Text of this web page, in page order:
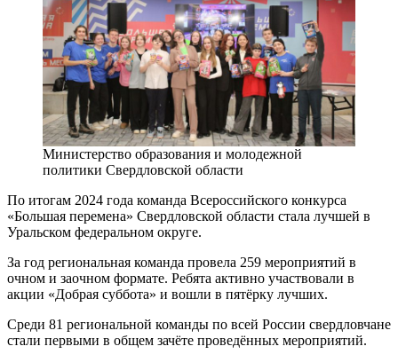
Министерство образования и молодежной
политики Свердловской области
По итогам 2024 года команда Всероссийского конкурса
«Большая перемена» Свердловской области стала лучшей в
Уральском федеральном округе.
За год региональная команда провела 259 мероприятий в
очном и заочном формате. Ребята активно участвовали в
акции «Добрая суббота» и вошли в пятёрку лучших.
Среди 81 региональной команды по всей России свердловчане
стали первыми в общем зачёте проведённых мероприятий.